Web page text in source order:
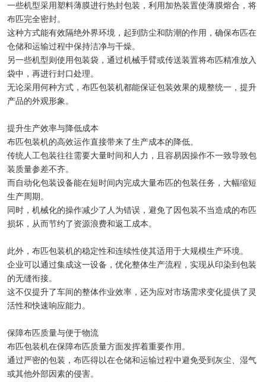
一些机型采用塑料薄膜进行热封包装，利用加热装置使薄膜熔合，将
布匹完全密封。
这种方式能有效隔绝外界环境，起到防尘和防潮的作用，确保布匹在
仓储和运输过程中保持洁净与干燥。
另一些机型则使用包装袋，通过机械手臂或传送装置将布匹精准放入
袋中，再进行封口处理。
无论采用何种方式，布匹包装机都能保证包装效果的规整统一，提升
产品的外观形象。
提升生产效率与降低成本
布匹包装机的高效运作直接带来了生产成本的降低。
传统人工包装往往需要大量时间和人力，且容易因操作不一致导致包
装质量参差不齐。
而自动化包装设备能在短时间内完成大量布匹的包装任务，大幅缩短
生产周期。
同时，机械化的操作减少了人为错误，避免了因包装不当造成的布匹
损坏，从而节约了资源浪费和返工成本。
此外，布匹包装机的稳定性和连续性使其适用于大规模生产环境。
企业可以通过集成这一设备，优化整体生产流程，实现从印染到包装
的无缝衔接。
这不仅提升了车间的整体作业效率，还为应对市场需求变化提供了灵
活性和快速响应能力。
保障布匹质量与便于物流
布匹包装机在保障布匹质量方面发挥着重要作用。
通过严密的包装，布匹得以在仓储和运输过程中避免受到灰尘、湿气
或其他外部因素的侵害。